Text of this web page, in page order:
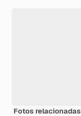
Fotos relacionadas